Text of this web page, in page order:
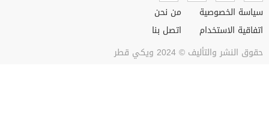
سياسة الخصوصية
اتفاقية الاستخدام
من نحن
اتصل بنا
حقوق النشر والتأليف © 2024 ويكي قطر